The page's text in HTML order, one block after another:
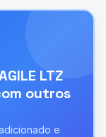
LTZ
outros
e